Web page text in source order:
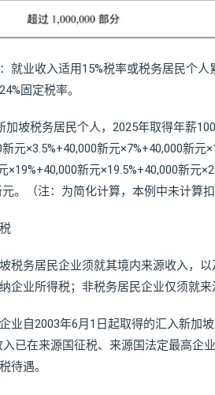
就业收入适用15%税率或税务居民个
固定税率。
加坡税务居民个人，2025年取得年薪
元×3.5%+40,000新元×7%+40,000新元
×19%+40,000新元×19.5%+40,000新元
元。（注：为简化计算，本例中未计算扣
税务居民企业须就其境内来源收入，
企业所得税；非税务居民企业仅须就来
业自2003年6月1日起取得的汇入新加
入已在来源国征税、来源国法定最高企
待遇。